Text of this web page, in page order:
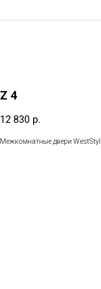
Z 4
12 830 р.
Межкомнатные двери